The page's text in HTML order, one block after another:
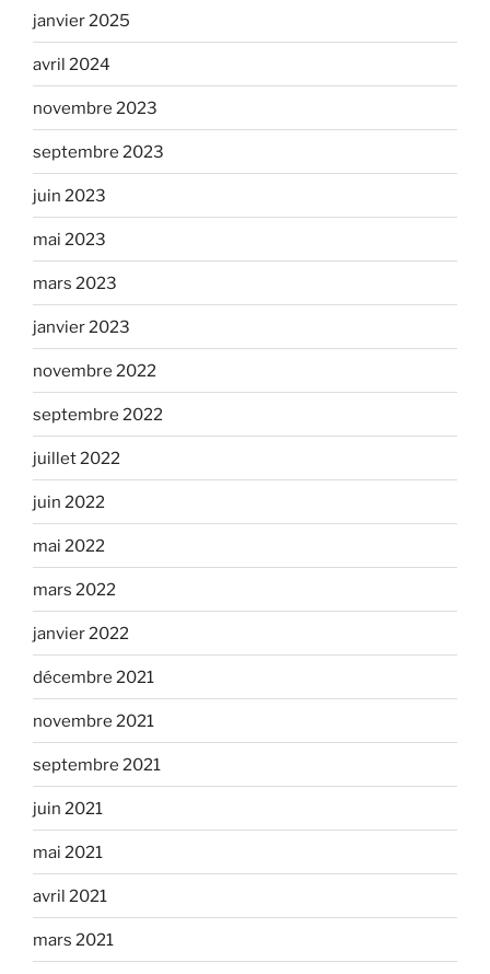
janvier 2025
avril 2024
novembre 2023
septembre 2023
juin 2023
mai 2023
mars 2023
janvier 2023
novembre 2022
septembre 2022
juillet 2022
juin 2022
mai 2022
mars 2022
janvier 2022
décembre 2021
novembre 2021
septembre 2021
juin 2021
mai 2021
avril 2021
mars 2021